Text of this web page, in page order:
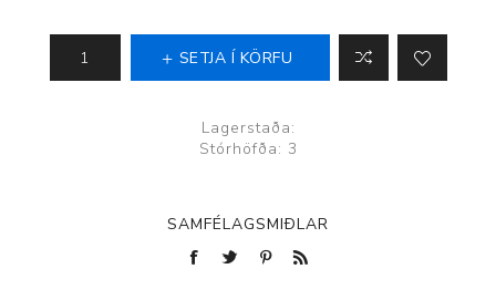
SETJA Í KÖRFU
Lagerstaða:
Stórhöfða: 3
SAMFÉLAGSMIÐLAR